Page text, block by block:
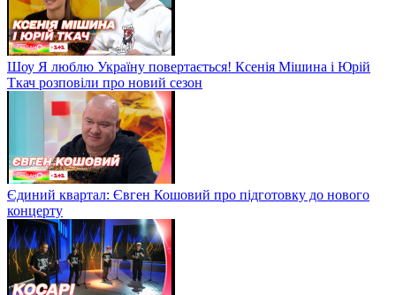
Шоу Я люблю Україну повертається! Ксенія Мішина і Юрій
Ткач розповіли про новий сезон
Єдиний квартал: Євген Кошовий про підготовку до нового
концерту